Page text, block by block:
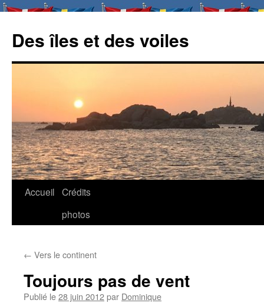
Des îles et des voiles
Aller
Accueil Crédits
photos
← Vers le continent
Toujours pas de vent
Publié le28 juin 2012par Dominique